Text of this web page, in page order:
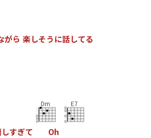
がら 楽しそう に話してる
しすぎて
Dm
Oh
E7